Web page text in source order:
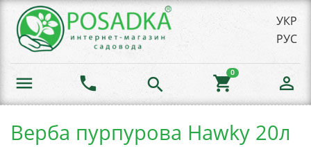
УКР
РУС
menu phone search shopping_cart
0
person_outline
Верба пурпурова Hawky 20л